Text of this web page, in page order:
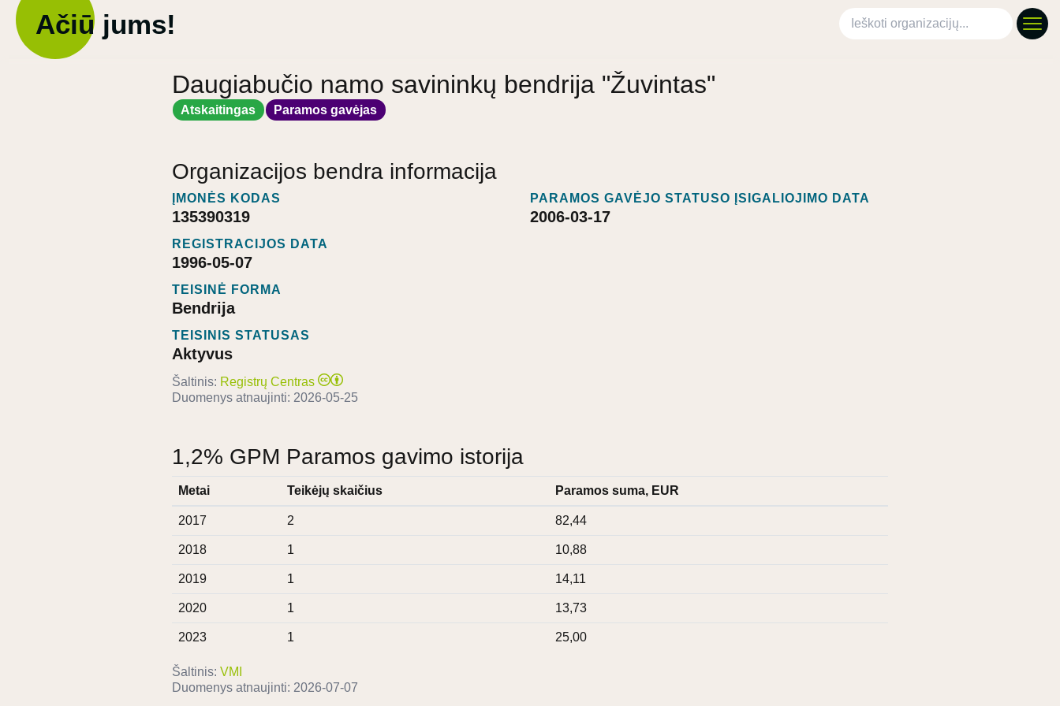
Ačiū jums! Ieškoti organizacijų
Daugiabučio namo savininkų bendrija "Žuvintas"
Atskaitingas Paramos gavėjas
Organizacijos bendra informacija
ĮMONĖS KODAS
135390319
REGISTRACIJOS DATA
1996-05-07
TEISINĖ FORMA
Bendrija
TEISINIS STATUSAS
Aktyvus
PARAMOS GAVĖJO STATUSO ĮSIGALIOJIMO DATA
2006-03-17
Šaltinis: Registrų Centras
Duomenys atnaujinti: 2026-05-25
1,2% GPM Paramos gavimo istorija
Metai Teikėjų skaičius Paramos suma, EUR
2017 2 82,44
2018 1 10,88
2019 1 14,11
2020 1 13,73
2023 1 25,00
Šaltinis: VMI
Duomenys atnaujinti: 2026-07-07